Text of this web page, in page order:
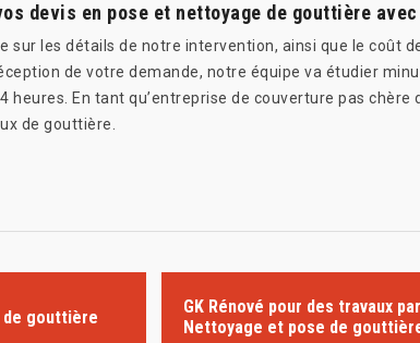
devis en pose et nettoyage de gouttière
sur les détails de notre intervention, ainsi que le coût
de votre demande, notre équipe va étudier
heures. En tant qu’entreprise de couverture pas
de gouttière.
de gouttière
GK Rénové pour des travaux
Nettoyage et pose de